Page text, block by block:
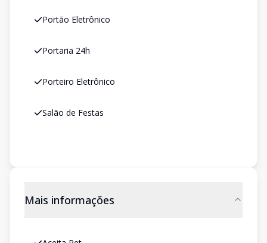
Portão Eletrônico
Portaria 24h
Porteiro Eletrônico
Salão de Festas
Mais informações